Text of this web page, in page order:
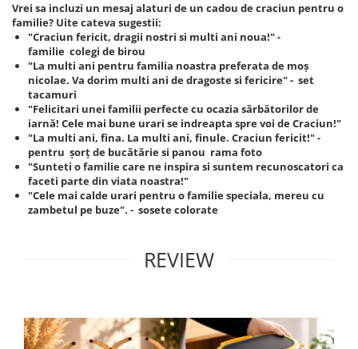
Vrei sa incluzi un mesaj alaturi de un cadou de craciun pentru o
familie? Uite cateva sugestii:
"Craciun fericit, dragii nostri si multi ani noua!" -
familie colegi de birou
"La multi ani pentru familia noastra preferata de moș
nicolae. Va dorim multi ani de dragoste si fericire" - set
tacamuri
"Felicitari unei familii perfecte cu ocazia sărbătorilor de
iarnă! Cele mai bune urari se indreapta spre voi de Craciun!"
"La multi ani, fina. La multi ani, finule. Craciun fericit!" -
pentru șorț de bucătărie si panou rama foto
"Sunteti o familie care ne inspira si suntem recunoscatori ca
faceti parte din viata noastra!"
"Cele mai calde urari pentru o familie speciala, mereu cu
zambetul pe buze". - sosete colorate
REVIEW